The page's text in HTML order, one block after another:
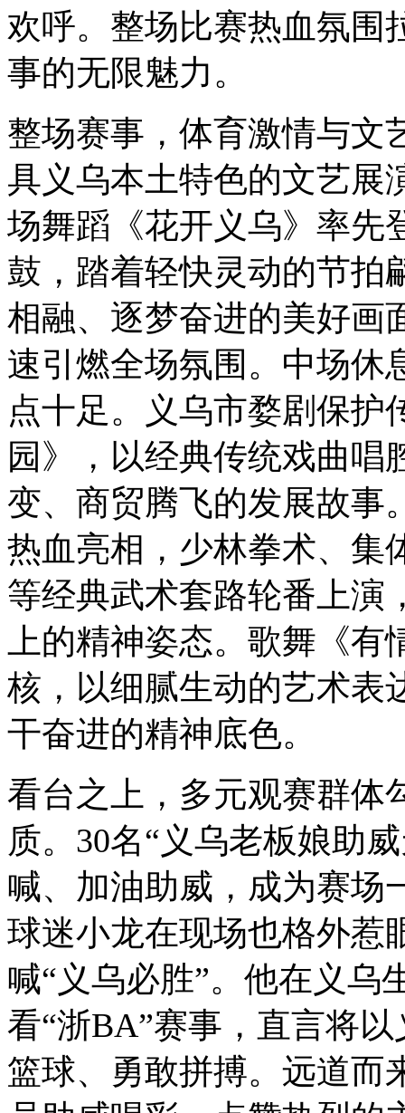
欢呼。整场比赛热血氛围
事的无限魅力。
整场赛事，体育激情与文
具义乌本土特色的文艺展
场舞蹈《花开义乌》率先
鼓，踏着轻快灵动的节拍
相融、逐梦奋进的美好画
速引燃全场氛围。中场休
点十足。义乌市婺剧保护
园》，以经典传统戏曲唱
变、商贸腾飞的发展故事
热血亮相，少林拳术、集
等经典武术套路轮番上演
上的精神姿态。歌舞《
核，以细腻生动的艺术表
干奋进的精神底色。
看台之上，多元观赛群体
质。30名“义乌老板娘助
喊、加油助威，成为赛场
球迷小龙在现场也格外惹
喊“义乌必胜”。他在义乌
看“浙BA”赛事，直言将
篮球、勇敢拼搏。远道而